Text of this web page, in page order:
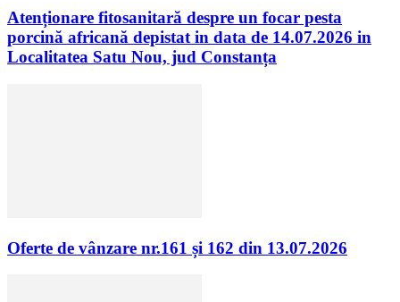
Atenționare fitosanitară despre un focar pesta
porcină africană depistat in data de 14.07.2026 in
Localitatea Satu Nou, jud Constanța
Oferte de vânzare nr.161 și 162 din 13.07.2026